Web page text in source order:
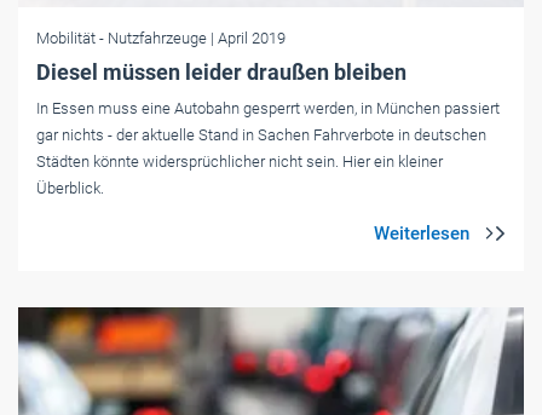
Mobilität - Nutzfahrzeuge | April 2019
Diesel müssen leider draußen bleiben
In Essen muss eine Autobahn gesperrt werden, in München passiert
gar nichts - der aktuelle Stand in Sachen Fahrverbote in deutschen
Städten könnte widersprüchlicher nicht sein. Hier ein kleiner
Überblick.